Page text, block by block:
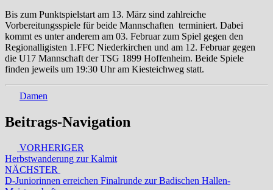
Bis zum Punktspielstart am 13. März sind zahlreiche
Vorbereitungsspiele für beide Mannschaften terminiert. Dabei
kommt es unter anderem am 03. Februar zum Spiel gegen den
Regionalligisten 1.FFC Niederkirchen und am 12. Februar gegen
die U17 Mannschaft der TSG 1899 Hoffenheim. Beide Spiele
finden jeweils um 19:30 Uhr am Kiesteichweg statt.
Damen
Beitrags-Navigation
VORHERIGER
Herbstwanderung zur Kalmit
NÄCHSTER
D-Juniorinnen erreichen Finalrunde zur Badischen Hallen-